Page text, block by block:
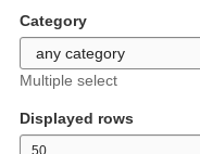
Category
Multiple select
Displayed rows